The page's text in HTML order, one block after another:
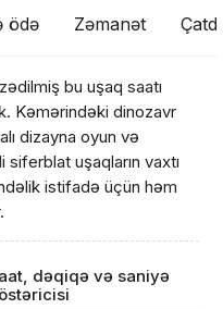
ödə Zəmanət
bu uşaq saatı
Kəmərindəki dinozavr
dizayna oyun və
siferblat uşaqların vaxtı
istifadə üçün həm
dəqiqə və saniyə